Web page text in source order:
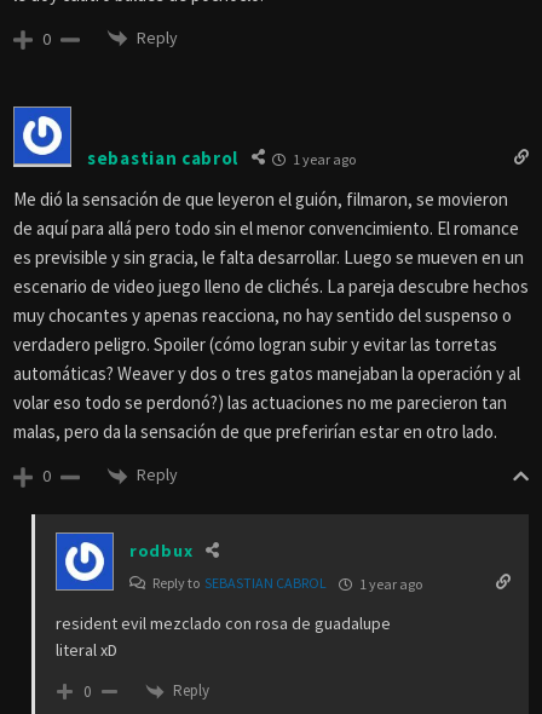
0 Reply
sebastian cabrol 1 year ago
Me dió la sensación de que leyeron el guión, filmaron, se movieron
de aquí para allá pero todo sin el menor convencimiento. El romance
es previsible y sin gracia, le falta desarrollar. Luego se mueven en un
escenario de video juego lleno de clichés. La pareja descubre hechos
muy chocantes y apenas reacciona, no hay sentido del suspenso o
verdadero peligro. Spoiler (cómo logran subir y evitar las torretas
automáticas? Weaver y dos o tres gatos manejaban la operación y al
volar eso todo se perdonó?) las actuaciones no me parecieron tan
malas, pero da la sensación de que preferirían estar en otro lado.
0 Reply
rodbux
Reply to SEBASTIAN CABROL 1 year ago
resident evil mezclado con rosa de guadalupe
literal xD
0 Reply